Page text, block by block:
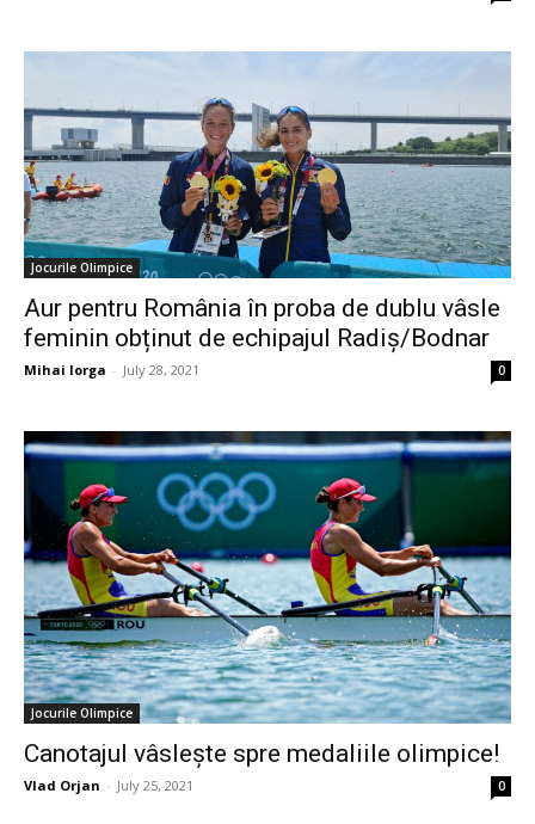
Jocurile Olimpice
Aur pentru România în proba de dublu vâsle
feminin obținut de echipajul Radiș/Bodnar
Mihai Iorga - July 28, 2021 0
Jocurile Olimpice
Canotajul vâslește spre medaliile olimpice!
Vlad Orjan - July 25, 2021 0